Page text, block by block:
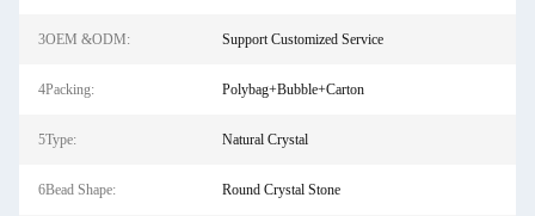
3OEM &ODM: Support Customized Service
4Packing: Polybag+Bubble+Carton
5Type: Natural Crystal
6Bead Shape: Round Crystal Stone